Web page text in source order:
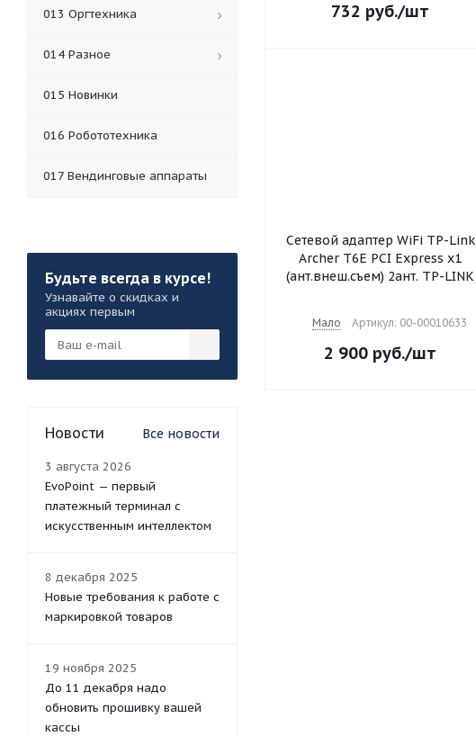
732 руб./шт
Сетевой адаптер WiFi TP-Link
Archer T6E PCI Express x1
(ант.внеш.съем) 2ант. TP-LINK
Мало Артикул: 00-00010633
2 900 руб./шт
013 Оргтехника
014 Разное
015 Новинки
016 Робототехника
017 Вендинговые аппараты
Будьте всегда в курсе!
Узнавайте о скидках и
акциях первым
Новости Все новости
3 августа 2026
EvoPoint — первый
платежный терминал с
искусственным интеллектом
8 декабря 2025
Новые требования к работе с
маркировкой товаров
19 ноября 2025
До 11 декабря надо
обновить прошивку вашей
кассы